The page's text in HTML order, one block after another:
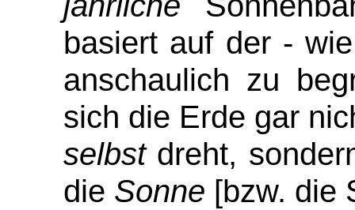
basiert auf der -
anschaulich zu
sich die Erde gar
selbstdreht,
die Sonne [bzw. die